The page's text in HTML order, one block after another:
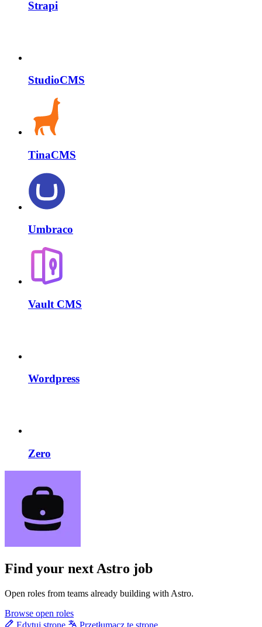
Strapi
StudioCMS
TinaCMS
Umbraco
Vault CMS
Wordpress
Zero
Find your nextAstro job
Open roles from teams already building with Astro.
Browse open roles